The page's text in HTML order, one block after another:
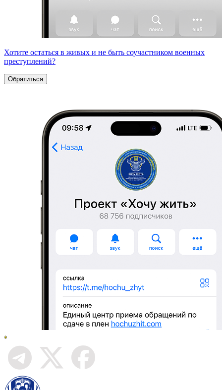
Хотите остаться в живых и не быть соучастником военных
преступлений?
Обратиться